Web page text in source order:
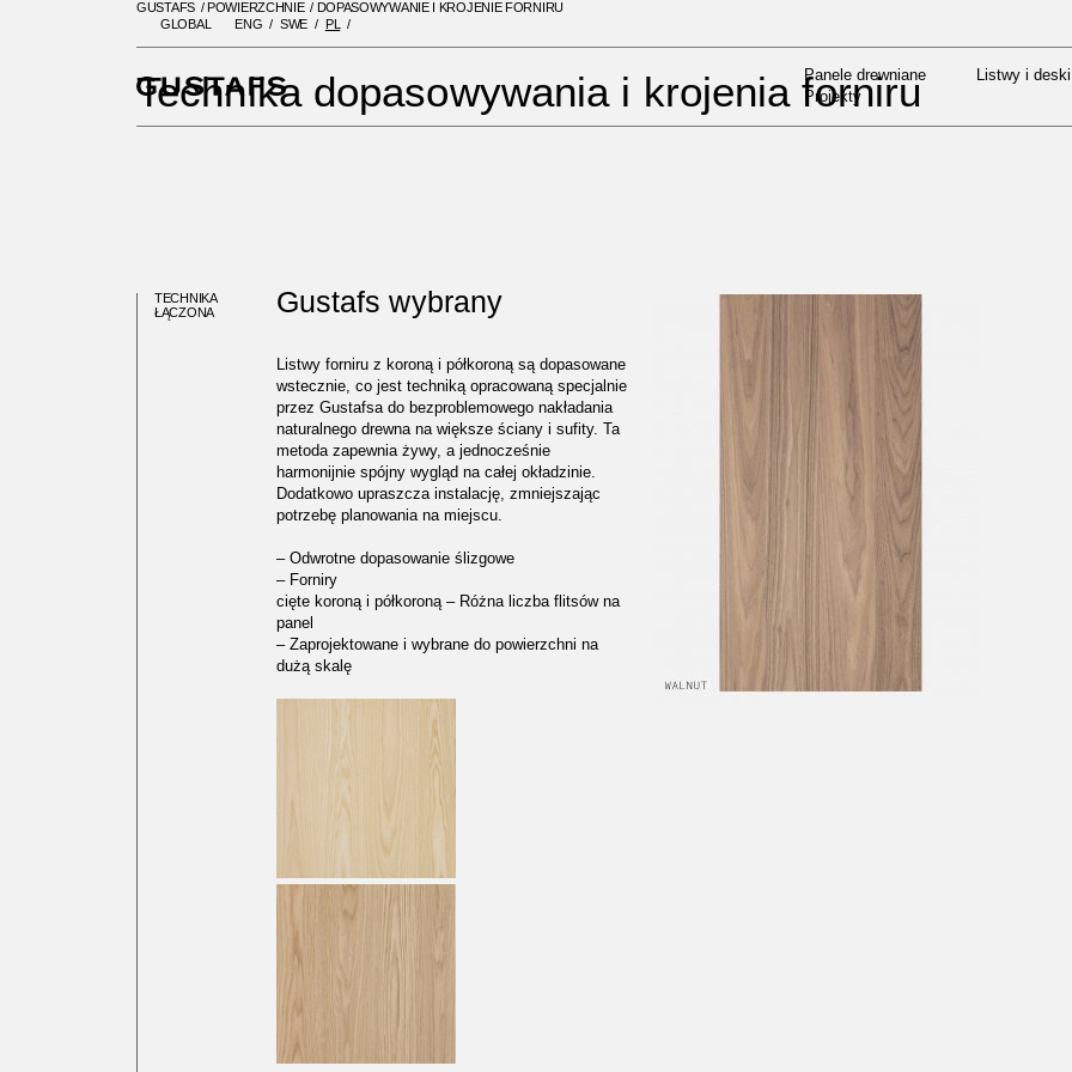
GLOBAL ENG SWE PL
Panele drewniane Listwy i deski
Projekty
Projekty
GUSTAFS / POWIERZCHNIE / DOPASOWYWANIE I KROJENIE FORNIRU
Technika dopasowywania i krojenia forniru
TECHNIKA
ŁĄCZONA
Gustafs wybrany
Listwy forniru z koroną i półkoroną są dopasowane
wstecznie, co jest techniką opracowaną specjalnie
przez Gustafsa do bezproblemowego nakładania
naturalnego drewna na większe ściany i sufity. Ta
metoda zapewnia żywy, a jednocześnie
harmonijnie spójny wygląd na całej okładzinie.
Dodatkowo upraszcza instalację, zmniejszając
potrzebę planowania na miejscu.
– Odwrotne dopasowanie ślizgowe
– Forniry
cięte koroną i półkoroną – Różna liczba flitsów na
panel
– Zaprojektowane i wybrane do powierzchni na
dużą skalę